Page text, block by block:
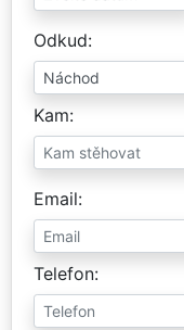
Odkud
Kam
Email
Telefon